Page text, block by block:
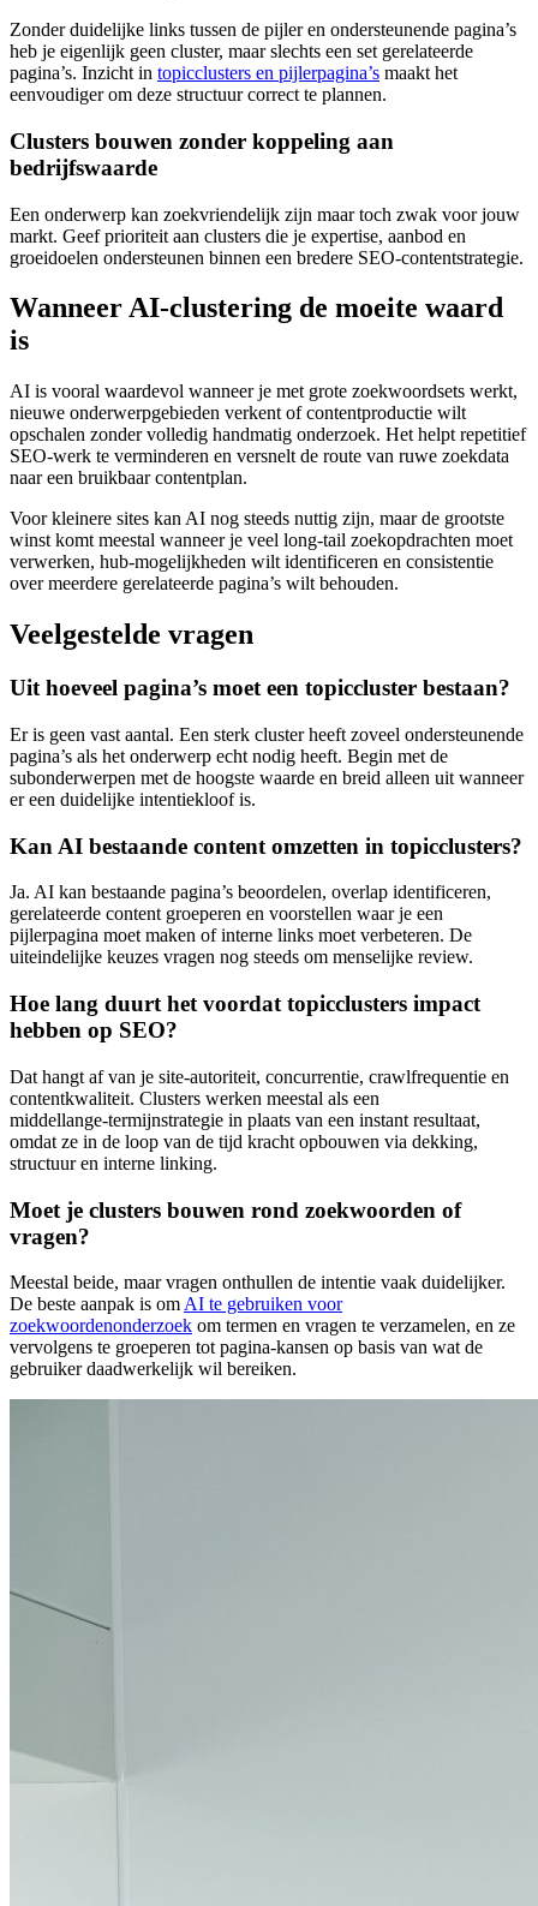
Zonder duidelijke links tussen de pijler en ondersteunende pagina’s
heb je eigenlijk geen cluster, maar slechts een set gerelateerde
pagina’s. Inzicht in topicclusters en pijlerpagina’s maakt het
eenvoudiger om deze structuur correct te plannen.
Clusters bouwen zonder koppeling aan
bedrijfswaarde
Een onderwerp kan zoekvriendelijk zijn maar toch zwak voor jouw
markt. Geef prioriteit aan clusters die je expertise, aanbod en
groeidoelen ondersteunen binnen een bredere SEO‑contentstrategie.
Wanneer AI-clustering de moeite waard
is
AI is vooral waardevol wanneer je met grote zoekwoordsets werkt,
nieuwe onderwerpgebieden verkent of contentproductie wilt
opschalen zonder volledig handmatig onderzoek. Het helpt repetitief
SEO‑werk te verminderen en versnelt de route van ruwe zoekdata
naar een bruikbaar contentplan.
Voor kleinere sites kan AI nog steeds nuttig zijn, maar de grootste
winst komt meestal wanneer je veel long‑tail zoekopdrachten moet
verwerken, hub‑mogelijkheden wilt identificeren en consistentie
over meerdere gerelateerde pagina’s wilt behouden.
Veelgestelde vragen
Uit hoeveel pagina’s moet een topiccluster bestaan?
Er is geen vast aantal. Een sterk cluster heeft zoveel ondersteunende
pagina’s als het onderwerp echt nodig heeft. Begin met de
subonderwerpen met de hoogste waarde en breid alleen uit wanneer
er een duidelijke intentiekloof is.
Kan AI bestaande content omzetten in topicclusters?
Ja. AI kan bestaande pagina’s beoordelen, overlap identificeren,
gerelateerde content groeperen en voorstellen waar je een
pijlerpagina moet maken of interne links moet verbeteren. De
uiteindelijke keuzes vragen nog steeds om menselijke review.
Hoe lang duurt het voordat topicclusters impact
hebben op SEO?
Dat hangt af van je site‑autoriteit, concurrentie, crawlfrequentie en
contentkwaliteit. Clusters werken meestal als een
middellange‑termijnstrategie in plaats van een instant resultaat,
omdat ze in de loop van de tijd kracht opbouwen via dekking,
structuur en interne linking.
Moet je clusters bouwen rond zoekwoorden of
vragen?
Meestal beide, maar vragen onthullen de intentie vaak duidelijker.
De beste aanpak is om AI te gebruiken voor
zoekwoordenonderzoek om termen en vragen te verzamelen, en ze
vervolgens te groeperen tot pagina‑kansen op basis van wat de
gebruiker daadwerkelijk wil bereiken.